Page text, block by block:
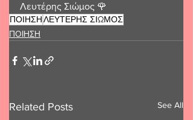
Λευτέρης Σιώμος 🌹
ΠΟΙΗΣΗΛΕΥΤΕΡΗΣ ΣΙΩΜΟΣ
ΠΟΙΗΣΗ
Related Posts See All